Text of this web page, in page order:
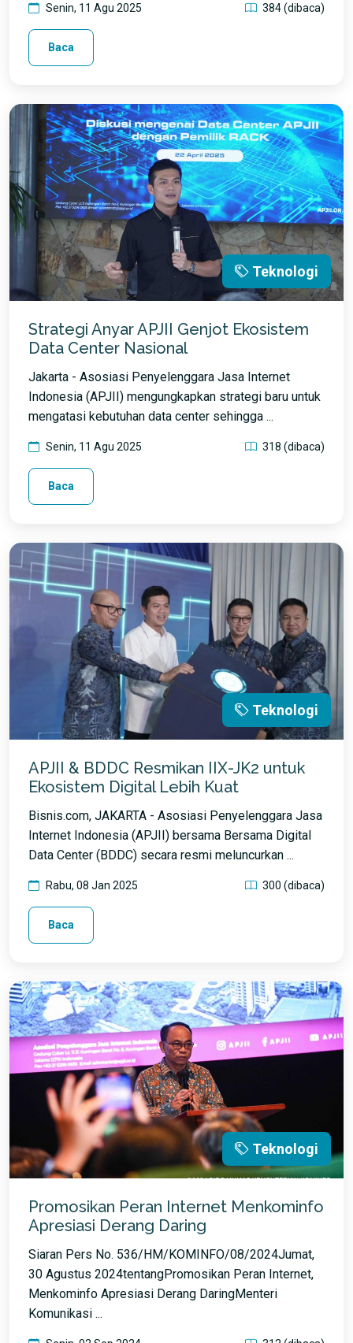
Senin, 11 Agu 2025 384 (dibaca)
Baca
Teknologi
Strategi Anyar APJII Genjot Ekosistem
Data Center Nasional
Jakarta - Asosiasi Penyelenggara Jasa Internet
Indonesia (APJII) mengungkapkan strategi baru untuk
mengatasi kebutuhan data center sehingga ...
Senin, 11 Agu 2025 318 (dibaca)
Baca
Teknologi
APJII & BDDC Resmikan IIX-JK2 untuk
Ekosistem Digital Lebih Kuat
Bisnis.com, JAKARTA - Asosiasi Penyelenggara Jasa
Internet Indonesia (APJII) bersama Bersama Digital
Data Center (BDDC) secara resmi meluncurkan ...
Rabu, 08 Jan 2025 300 (dibaca)
Baca
Teknologi
Promosikan Peran Internet Menkominfo
Apresiasi Derang Daring
Siaran Pers No. 536/HM/KOMINFO/08/2024Jumat,
30 Agustus 2024tentangPromosikan Peran Internet,
Menkominfo Apresiasi Derang DaringMenteri
Komunikasi ...